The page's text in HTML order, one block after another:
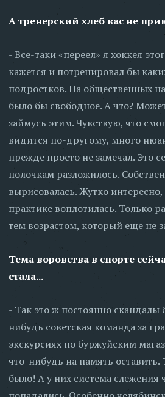
А тренерский хлеб вас не
- Все-таки «переел» я хоккея
кажется и потренировал бы
подростков. На общественных
было бы свободное. А что?
займусь этим. Чувствую, что
видится по-другому, много
прежде просто не замечал. Это
полочкам разложилось.
вырисовалась. Жутко
практике воплотилась. Только
тем возрастом, который еще не
Тема воровства в спорте
стала...
- Так это ж постоянно скандалы
нибудь советская команда за
экскурсиях по буржуйским
что-нибудь на память оставить.
было! А у них система слежения